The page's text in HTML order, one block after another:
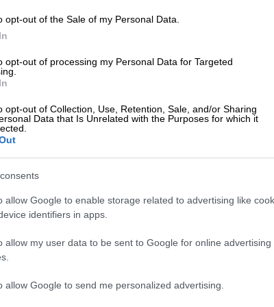
opt-out of the Sale of my Personal Data.
opt-out of processing my Personal Data for Targeted
opt-out of Collection, Use, Retention, Sale, and/or Sharing
Data that Is Unrelated with the Purposes for which it
allow Google to enable storage related to advertising like
identifiers in apps.
allow my user data to be sent to Google for online advertising
allow Google to send me personalized advertising.
για τα 63 εκατ. ευρώ
ληστές